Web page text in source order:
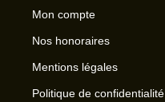
Mon compte
Nos honoraires
Mentions légales
Politique de confidentialité